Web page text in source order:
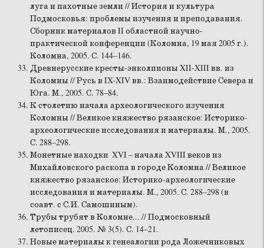
луга и пахотные земли // История и культура
Подмосковья: проблемы изучения и преподавания.
Сборник материалов II областной научно-
практической конференции (Коломна, 19 мая 2005 г.).
Коломна, 2005. С. 144–146.
Древнерусские кресты-энколпионы XII-XIII вв. из
Коломны // Русь в IX-XIV вв.: Взаимодействие Севера и
Юга. М., 2005. С. 78–84.
К столетию начала археологического изучения
Коломны // Великое княжество рязанское: Историко-
археологические исследования и материалы. М., 2005.
С. 288–298.
Монетные находки XVI – начала XVIII веков из
Михайловского раскопа в городе Коломна // Великое
княжество рязанское: Историко-археологические
исследования и материалы. М., 2005. С. 288–298 (в
соавт. с С.И. Самошиным).
Трубы трубят в Коломне... // Подмосковный
летописец. 2005. № 3(5). С. 14–21.
Новые материалы к генеалогии рода Ложечниковых